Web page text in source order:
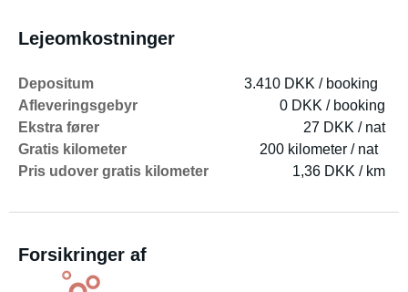
Lejeomkostninger
Depositum
3.410 DKK / booking
Afleveringsgebyr
0 DKK / booking
Ekstra fører
27 DKK / nat
Gratis kilometer
200 kilometer / nat
Pris udover gratis kilometer
1,36 DKK / km
Forsikringer af